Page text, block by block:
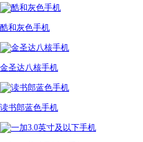
酷和灰色手机
金圣达八核手机
读书郎蓝色手机